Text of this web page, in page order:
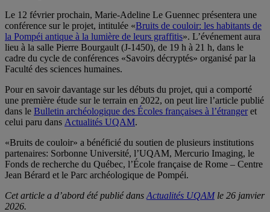
Le 12 février prochain, Marie-Adeline Le Guennec présentera une
conférence sur le projet, intitulée «Bruits de couloir: les habitants de
la Pompéi antique à la lumière de leurs graffitis». L’événement aura
lieu à la salle Pierre Bourgault (J-1450), de 19 h à 21 h, dans le
cadre du cycle de conférences «Savoirs décryptés» organisé par la
Faculté des sciences humaines.
Pour en savoir davantage sur les débuts du projet, qui a comporté
une première étude sur le terrain en 2022, on peut lire l’article publié
dans le Bulletin archéologique des Écoles françaises à l’étrangeret
celui paru dans Actualités UQAM.
«Bruits de couloir» a bénéficié du soutien de plusieurs institutions
partenaires: Sorbonne Université, l’UQAM, Mercurio Imaging, le
Fonds de recherche du Québec, l’École française de Rome – Centre
Jean Bérard et le Parc archéologique de Pompéi.
Cet article a d’abord été publié dans Actualités UQAMle 26 janvier
2026.